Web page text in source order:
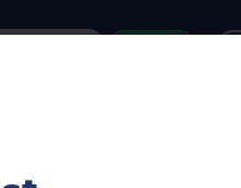
Bird - by